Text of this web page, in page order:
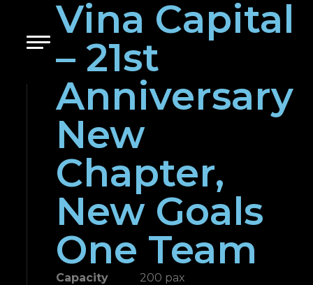
Vina Capital
– 21st
Anniversary
New
Chapter,
New Goals
One Team
Capacity 200 pax